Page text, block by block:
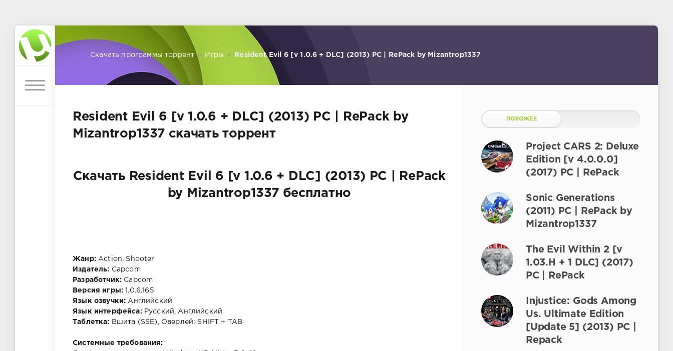
Скачать программы торрент » Игры » Resident Evil 6 [v 1.0.6 + DLC] (2013) PC | RePack by Mizantrop1337
Resident Evil 6 [v 1.0.6 + DLC] (2013) PC | RePack by
Mizantrop1337 скачать торрент
Скачать Resident Evil 6 [v 1.0.6 + DLC] (2013) PC | RePack
by Mizantrop1337 бесплатно
Жанр:Action, Shooter
Издатель: Capcom
Разработчик: Capcom
Версия игры: 1.0.6.165
Язык озвучки: Английский
Язык интерфейса:Русский, Английский
Таблетка: Вшита (SSE), Оверлей: SHIFT + TAB
Системные требования:
ПОХОЖЕЕ
Project CARS 2: Deluxe
Edition [v 4.0.0.0]
(2017) PC | RePack
Sonic Generations
(2011) PC | RePack by
Mizantrop1337
The Evil Within 2 [v
1.03.H + 1 DLC] (2017)
PC | RePack
Injustice: Gods Among
Us. Ultimate Edition
[Update 5] (2013) PC |
Repack